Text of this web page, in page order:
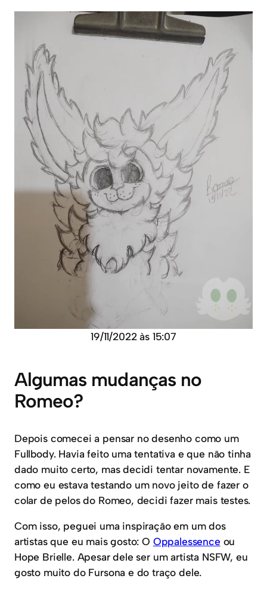
19/11/2022 às 15:07
Algumas mudanças no
Romeo?
Depois comecei a pensar no desenho como um
Fullbody. Havia feito uma tentativa e que não tinha
dado muito certo, mas decidi tentar novamente. E
como eu estava testando um novo jeito de fazer o
colar de pelos do Romeo, decidi fazer mais testes.
Com isso, peguei uma inspiração em um dos
artistas que eu mais gosto: O Oppalessence ou
Hope Brielle. Apesar dele ser um artista NSFW, eu
gosto muito do Fursona e do traço dele.